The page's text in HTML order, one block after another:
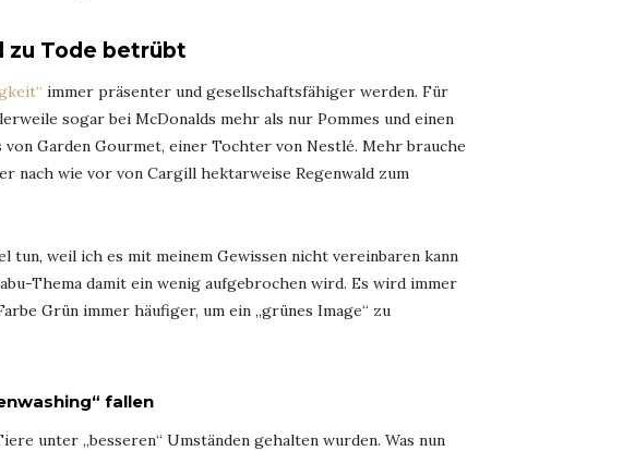
zu Tode betrübt
immer präsenter und gesellschaftsfähiger werden. Für
sogar bei McDonalds mehr als nur Pommes und einen
Garden Gourmet, einer Tochter von Nestlé. Mehr brauche
nach wie vor von Cargill hektarweise Regenwald zum
tun, weil ich es mit meinem Gewissen nicht vereinbaren kann
Thema damit ein wenig aufgebrochen wird. Es wird immer
Grün immer häufiger, um ein „grünes Image“ zu
fallen
unter „besseren“ Umständen gehalten wurden. Was nun